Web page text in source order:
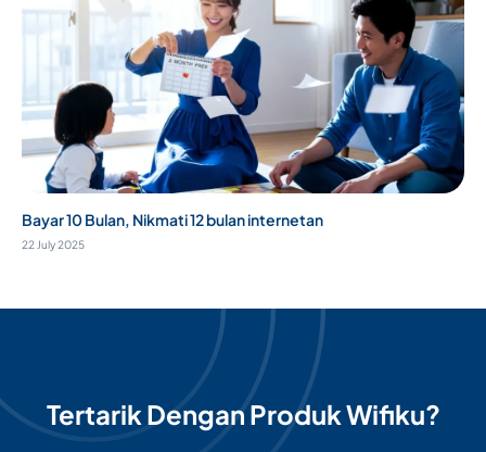
Bayar 10 Bulan, Nikmati 12 bulan internetan
22 July 2025
Tertarik Dengan Produk Wifiku?